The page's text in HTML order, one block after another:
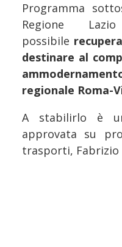
Programma
Regione
possibile
destinare al
regionale Roma-
A stabilirlo è
approvata su
trasporti, Fabrizio